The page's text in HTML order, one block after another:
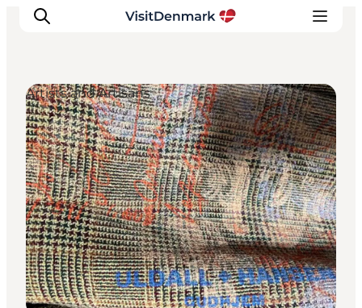
Inspiratie
Bestemmingen
Wat te doen
Accommodaties
Plan je reis
Artists and Artisans